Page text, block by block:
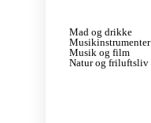
Mad og drikke
Musikinstrumenter
Musik og film
Natur og friluftsliv